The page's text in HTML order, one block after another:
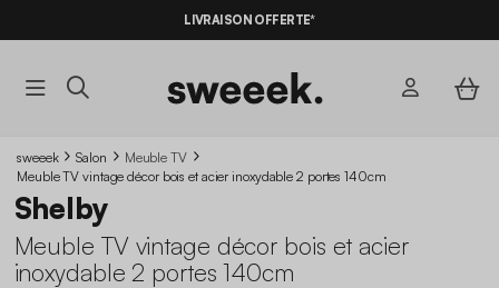
LIVRAISON OFFERTE*
sweeek Salon
Meuble TV
Meuble TV vintage décor bois et acier inoxydable 2 portes 140cm
Shelby
Meuble TV vintage décor bois et acier
inoxydable 2 portes 140cm